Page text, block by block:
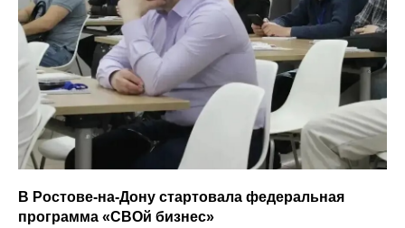
В Ростове-на-Дону стартовала федеральная
программа «СВОй бизнес»